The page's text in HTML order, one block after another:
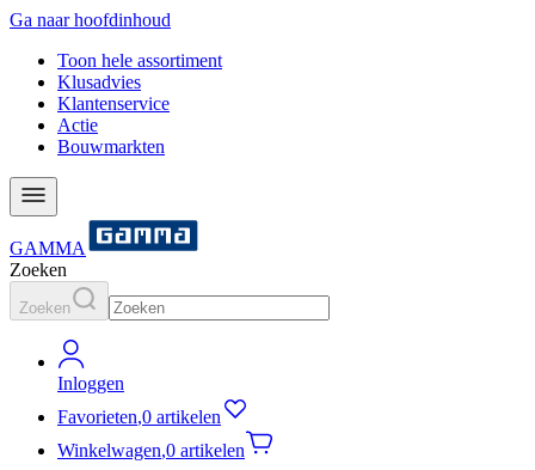
Ga naar hoofdinhoud
Toon hele assortiment
Klusadvies
Klantenservice
Actie
Bouwmarkten
GAMMA
Zoeken
Zoeken
Inloggen
Favorieten,0 artikelen
Winkelwagen,0 artikelen